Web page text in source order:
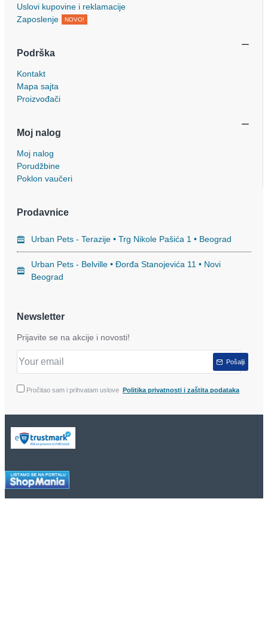
Uslovi kupovine i reklamacije
Zaposlenje
NOVO!
Podrška
Kontakt
Mapa sajta
Proizvođači
Moj nalog
Moj nalog
Porudžbine
Poklon vaučeri
Prodavnice
Urban Pets - Terazije • Trg Nikole Pašića 1 • Beograd
Urban Pets - Belville • Đorđa Stanojevića 11 • Novi
Beograd
Newsletter
Prijavite se na akcije i novosti!
Pošalji
Pročitao sam i prihvatam uslove Politika privatnosti i zaštita podataka